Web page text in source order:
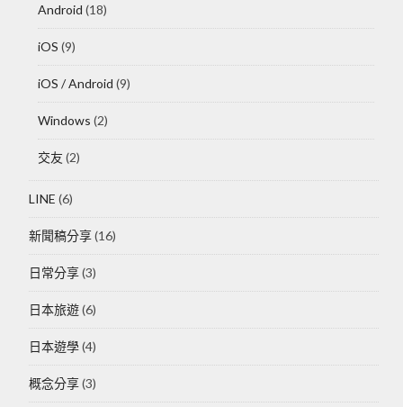
Android (18)
iOS (9)
iOS / Android (9)
Windows (2)
交友 (2)
LINE (6)
新聞稿分享(16)
日常分享(3)
日本旅遊(6)
日本遊學(4)
概念分享(3)